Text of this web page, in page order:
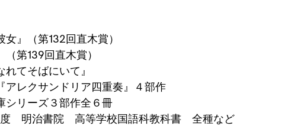
』（第132回直木賞）
第139回直木賞）
てそばにいて』
アレクサンドリア四重奏』４部作
リーズ３部作全６冊
度 明治書院 高等学校国語科教科書 全種など